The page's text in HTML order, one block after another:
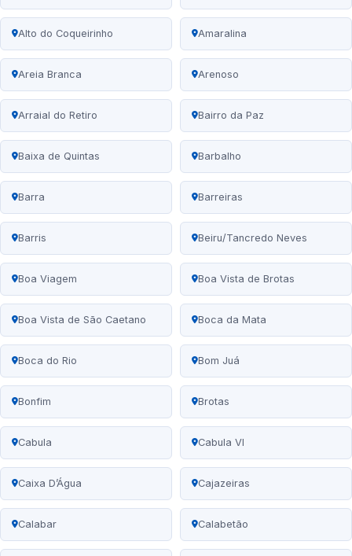
Alto do Coqueirinho Amaralina
Areia Branca Arenoso
Arraial do Retiro Bairro da Paz
Baixa de Quintas Barbalho
Barra Barreiras
Barris Beiru/Tancredo Neves
Boa Viagem Boa Vista de Brotas
Boa Vista de São Caetano Boca da Mata
Boca do Rio Bom Juá
Bonfim Brotas
Cabula Cabula VI
Caixa D’Água Cajazeiras
Calabar Calabetão